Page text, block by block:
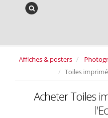
Affiches & posters
Toiles
Acheter Toiles